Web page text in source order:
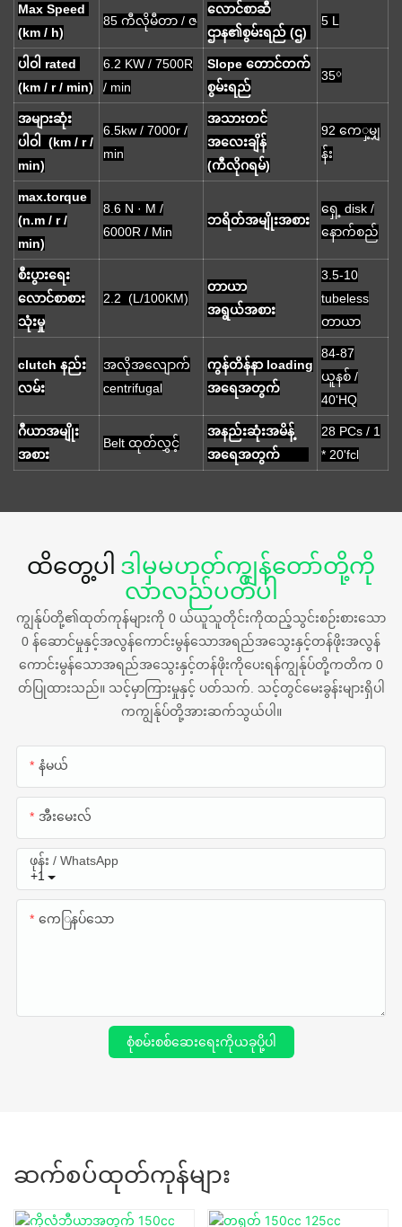
Max Speed ​​
(km / h)
85 ကီလိုမီတာ / ဇ
လောင်စာဆီ
ဌာန၏စွမ်းရည် (ဌ)
5 L
ပါဝါ rated
(km / r / min)
6.2 KW / 7500R
/ min
Slope တောင်တက်
စွမ်းရည်
35⁰
အများဆုံး
ပါဝါ (km / r /
min)
6.5kw / 7000r /
min
အသားတင်
အလေးချိန်
(ကီလိုဂရမ်)
92 ကေှ့မျှ
န်း
max.torque
(n.m / r /
min)
8.6 N · M /
6000R / Min
ဘရိတ်အမျိုးအစား
ရှေ့ disk /
နောက်စည်
စီးပွားရေး
လောင်စာစား
သုံးမှု
2.2 (L/100KM)
တာယာ
အရွယ်အစား
3.5-10
tubeless
တာယာ
clutch နည်း
လမ်း
အလိုအလျောက်
centrifugal
ကွန်တိန်နာ loading
အရေအတွက်
84-87
ယူနစ် /
40'HQ
ဂီယာအမျိုး
အစား
Belt ထုတ်လွှင့်
အနည်းဆုံးအမိန့်
အရေအတွက်
28 PCs / 1
* 20'fcl
ထိတွေ့ပါ ဒါမှမဟုတ်ကျွန်တော်တို့ကို
လာလည်ပတ်ပါ
ကျွန်ုပ်တို့၏ထုတ်ကုန်များကို 0 ယ်ယူသူတိုင်းကိုထည့်သွင်းစဉ်းစားသော
0 န်ဆောင်မှုနှင့်အလွန်ကောင်းမွန်သောအရည်အသွေးနှင့်တန်ဖိုးအလွန်
ကောင်းမွန်သောအရည်အသွေးနှင့်တန်ဖိုးကိုပေးရန်ကျွန်ုပ်တို့ကတိက 0
တ်ပြုထားသည်။ သင့်မှာကြားမှုနှင့် ပတ်သက်. သင့်တွင်မေးခွန်းများရှိပါ
ကကျွန်ုပ်တို့အားဆက်သွယ်ပါ။
နံမယ်
အီးမေးလ်
+1
ဖုန်း / WhatsApp
ကေြနပ်သော
စုံစမ်းစစ်ဆေးရေးကိုယခုပို့ပါ
ဆက်စပ်ထုတ်ကုန်များ